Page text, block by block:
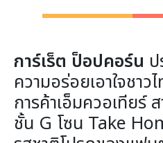
การ์เร็ต ป็อปคอร์น
ความอร่อยเอาใจชา
การค้าเอ็มควอเทียร์
ชั้น G โซน Take